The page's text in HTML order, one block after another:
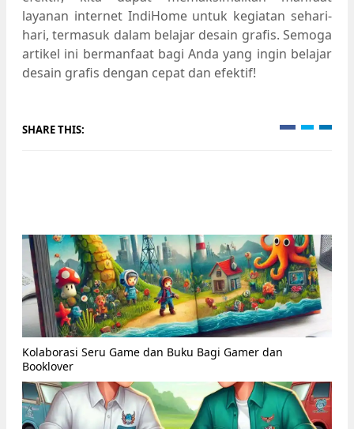
layanan internet IndiHome untuk kegiatan sehari-
hari, termasuk dalam belajar desain grafis. Semoga
artikel ini bermanfaat bagi Anda yang ingin belajar
desain grafis dengan cepat dan efektif!
SHARE THIS:
Kolaborasi Seru Game dan Buku Bagi Gamer dan
Booklover